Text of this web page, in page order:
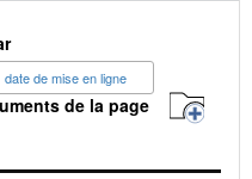
date de mise en ligne
de la page